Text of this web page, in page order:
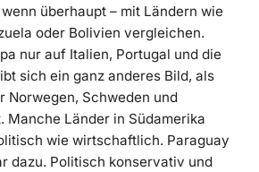
überhaupt – mit Ländern wie
oder Bolivien vergleichen.
nur auf Italien, Portugal und die
sich ein ganz anderes Bild, als
Norwegen, Schweden und
Manche Länder in Südamerika
wie wirtschaftlich. Paraguay
dazu. Politisch konservativ und